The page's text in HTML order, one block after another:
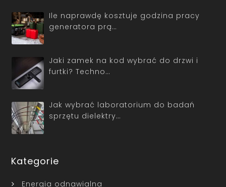
Ile naprawdę kosztuje godzina pracy
generatora prą…
Jaki zamek na kod wybrać do drzwi i
furtki? Techno…
Jak wybrać laboratorium do badań
sprzętu dielektry…
Kategorie
Energia odnawialna